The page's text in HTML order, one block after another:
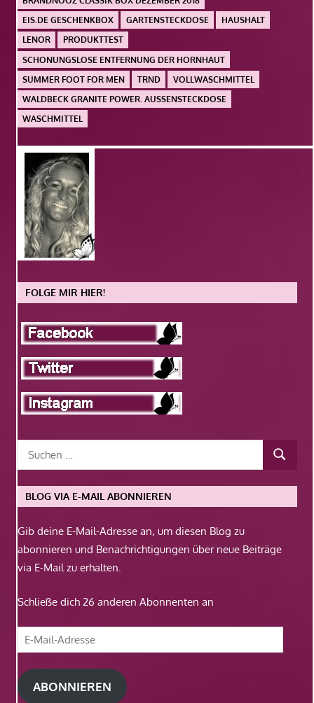
EIS.DE GESCHENKBOX
GARTENSTECKDOSE
HAUSHALT
LENOR
PRODUKTTEST
SCHONUNGSLOSE ENTFERNUNG DER HORNHAUT
SUMMER FOOT FOR MEN
TRND
VOLLWASCHMITTEL
WALDBECK GRANITE POWER. AUSSENSTECKDOSE
WASCHMITTEL
FOLGE MIR HIER!
BLOG VIA E-MAIL ABONNIEREN
Gib deine E-Mail-Adresse an, um diesen Blog zu
abonnieren und Benachrichtigungen über neue Beiträge
via E-Mail zu erhalten.
Schließe dich 26 anderen Abonnenten an
E-
Mail-
Adresse
ABONNIEREN